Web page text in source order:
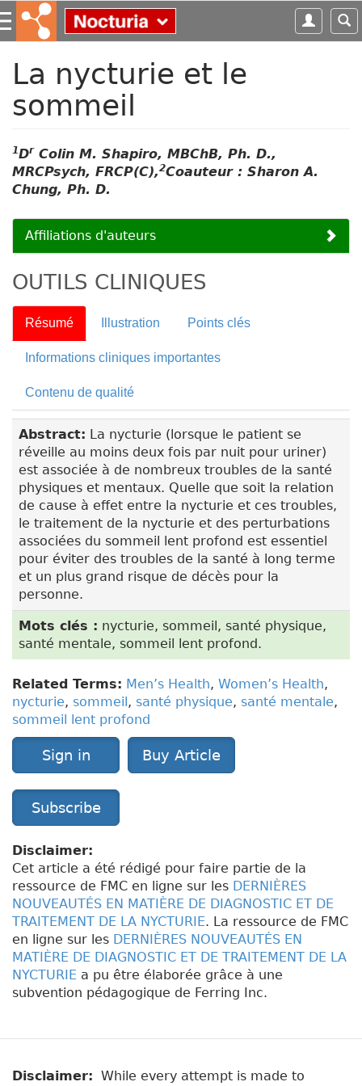
S
k
i
La nycturie et le
sommeil
1DrColin M. Shapiro, MBChB, Ph. D.,
MRCPsych, FRCP(C),2Coauteur : Sharon A.
Chung, Ph. D.
Affiliations d'auteurs
OUTILS CLINIQUES
Résumé Illustration Points clés
Informations cliniques importantes
Contenu de qualité
Abstract: La nycturie (lorsque le patient se
réveille au moins deux fois par nuit pour uriner)
est associée à de nombreux troubles de la santé
physiques et mentaux. Quelle que soit la relation
de cause à effet entre la nycturie et ces troubles,
le traitement de la nycturie et des perturbations
associées du sommeil lent profond est essentiel
pour éviter des troubles de la santé à long terme
et un plus grand risque de décès pour la
personne.
Mots clés : nycturie, sommeil, santé physique,
santé mentale, sommeil lent profond.
Related Terms: Men’s Health, Women’s Health,
nycturie, sommeil, santé physique, santé mentale,
sommeil lent profond
Sign in Buy Article
Subscribe
Disclaimer:
Cet article a été rédigé pour faire partie de la
ressource de FMC en ligne sur les DERNIÈRES
NOUVEAUTÉS EN MATIÈRE DE DIAGNOSTIC ET DE
TRAITEMENT DE LA NYCTURIE. La ressource de FMC
en ligne sur les DERNIÈRES NOUVEAUTÉS EN
MATIÈRE DE DIAGNOSTIC ET DE TRAITEMENT DE LA
NYCTURIE a pu être élaborée grâce à une
subvention pédagogique de Ferring Inc.
Disclaimer: While every attempt is made to